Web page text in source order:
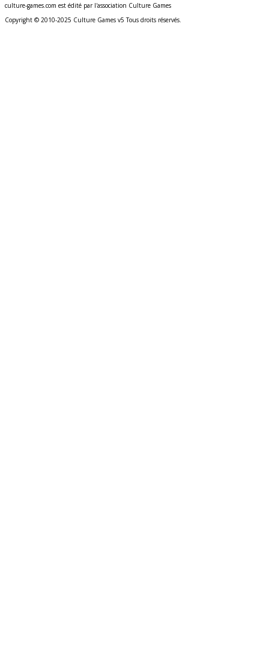
culture-games.com est édité par l'association Culture Games
Copyright © 2010-2025 Culture Games v5 Tous droits réservés.